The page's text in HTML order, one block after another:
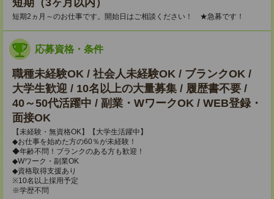
短期（3ヶ月以内）
短期2ヵ月～のお仕事です。開始日はご相談ください！ ★急募です！
応募資格・条件
職種未経験OK / 社会人未経験OK / ブランクOK /
大学生歓迎 / 10名以上の大量募集 / 履歴書不要 /
40～50代活躍中 / 副業・WワークOK / WEB登録・
面接OK
【未経験・無資格OK】【大学生活躍中】
◆お仕事を始めた方の60％が未経験！
◆年齢不問！ブランクのある方も歓迎！
◆Wワーク・副業OK
◆資格取得支援あり
※10名以上採用予定
※学歴不問